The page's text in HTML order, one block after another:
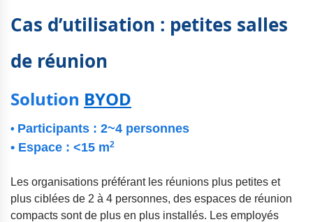
Cas d’utilisation : petites salles
de réunion
Solution BYOD
• Participants : 2~4 personnes
• Espace : <15 m2
Les organisations préférant les réunions plus petites et
plus ciblées de 2 à 4 personnes, des espaces de réunion
compacts sont de plus en plus installés. Les employés